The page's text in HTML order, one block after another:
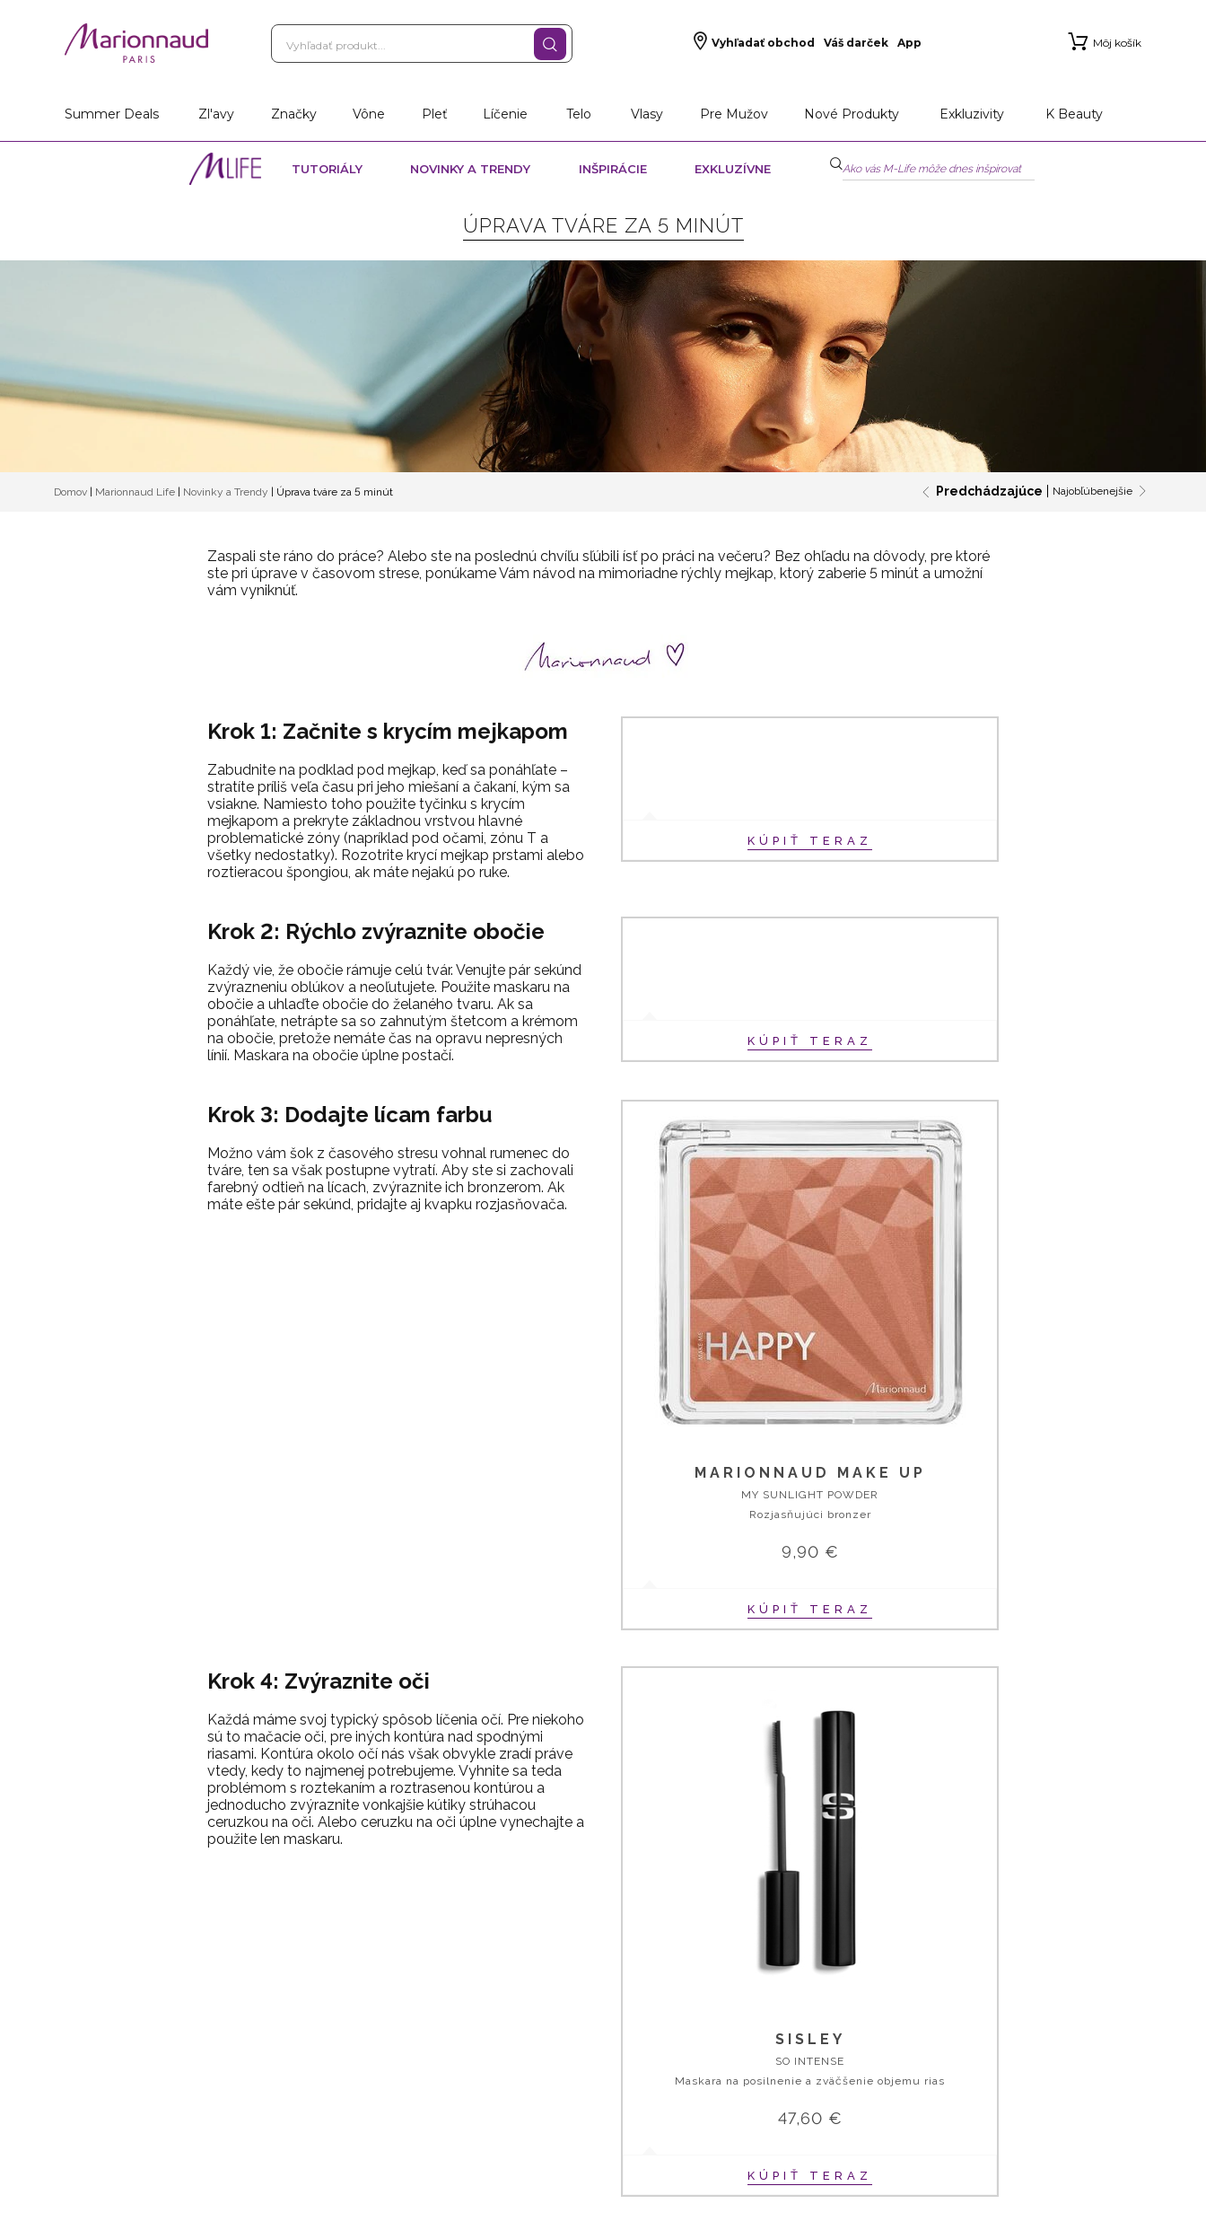
Vyhľadať obchod Váš darček App Môj košík
Summer Deals Zl'avy Značky Vône Pleť Líčenie Telo Vlasy Pre Mužov Nové Produkty Exkluzivity K Beauty
TUTORIÁLY NOVINKY A TRENDY INŠPIRÁCIE EXKLUZÍVNE
ÚPRAVA TVÁRE ZA 5 MINÚT
Domov | Marionnaud Life | Novinky a Trendy | Úprava tváre za 5 minút Predchádzajúce Najobľúbenejšie
Zaspali ste ráno do práce? Alebo ste na poslednú chvíľu sľúbili ísť po práci na večeru? Bez ohľadu na dôvody, pre ktoré
ste pri úprave v časovom strese, ponúkame Vám návod na mimoriadne rýchly mejkap, ktorý zaberie 5 minút a umožní
vám vyniknúť.
Krok 1: Začnite s krycím mejkapom
Zabudnite na podklad pod mejkap, keď sa ponáhľate –
stratíte príliš veľa času pri jeho miešaní a čakaní, kým sa
vsiakne. Namiesto toho použite tyčinku s krycím
mejkapom a prekryte základnou vrstvou hlavné
problematické zóny (napríklad pod očami, zónu T a
všetky nedostatky). Rozotrite krycí mejkap prstami alebo
roztieracou špongiou, ak máte nejakú po ruke.
KÚPIŤ TERAZ
Krok 2: Rýchlo zvýraznite obočie
Každý vie, že obočie rámuje celú tvár. Venujte pár sekúnd
zvýrazneniu oblúkov a neoľutujete. Použite maskaru na
obočie a uhlaďte obočie do želaného tvaru. Ak sa
ponáhľate, netrápte sa so zahnutým štetcom a krémom
na obočie, pretože nemáte čas na opravu nepresných
línií. Maskara na obočie úplne postačí.
KÚPIŤ TERAZ
Krok 3: Dodajte lícam farbu
Možno vám šok z časového stresu vohnal rumenec do
tváre, ten sa však postupne vytratí. Aby ste si zachovali
farebný odtieň na lícach, zvýraznite ich bronzerom. Ak
máte ešte pár sekúnd, pridajte aj kvapku rozjasňovača.
MARIONNAUD MAKE UP
MY SUNLIGHT POWDER
Rozjasňujúci bronzer
9,90 €
KÚPIŤ TERAZ
Krok 4: Zvýraznite oči
Každá máme svoj typický spôsob líčenia očí. Pre niekoho
sú to mačacie oči, pre iných kontúra nad spodnými
riasami. Kontúra okolo očí nás však obvykle zradí práve
vtedy, kedy to najmenej potrebujeme. Vyhnite sa teda
problémom s roztekaním a roztrasenou kontúrou a
jednoducho zvýraznite vonkajšie kútiky strúhacou
ceruzkou na oči. Alebo ceruzku na oči úplne vynechajte a
použite len maskaru.
SISLEY
SO INTENSE
Maskara na posilnenie a zväčšenie objemu rias
47,60 €
KÚPIŤ TERAZ